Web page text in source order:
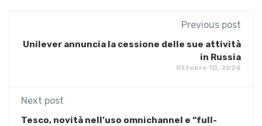
Previous post
Unilever annuncia la cessione delle sue attività
in Russia
Ottobre 10, 2024
Next post
Tesco, novità nell’uso omnichannel e “full-